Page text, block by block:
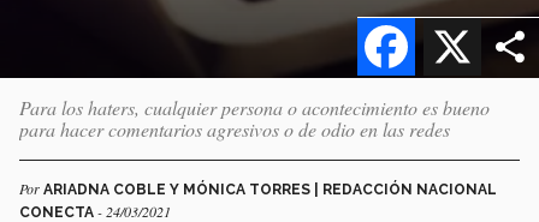
X
Facebook
Para los haters, cualquier persona o acontecimiento es bueno
para hacer comentarios agresivos o de odio en las redes
Por ARIADNA COBLE Y MÓNICA TORRES | REDACCIÓN NACIONAL
CONECTA - 24/03/2021